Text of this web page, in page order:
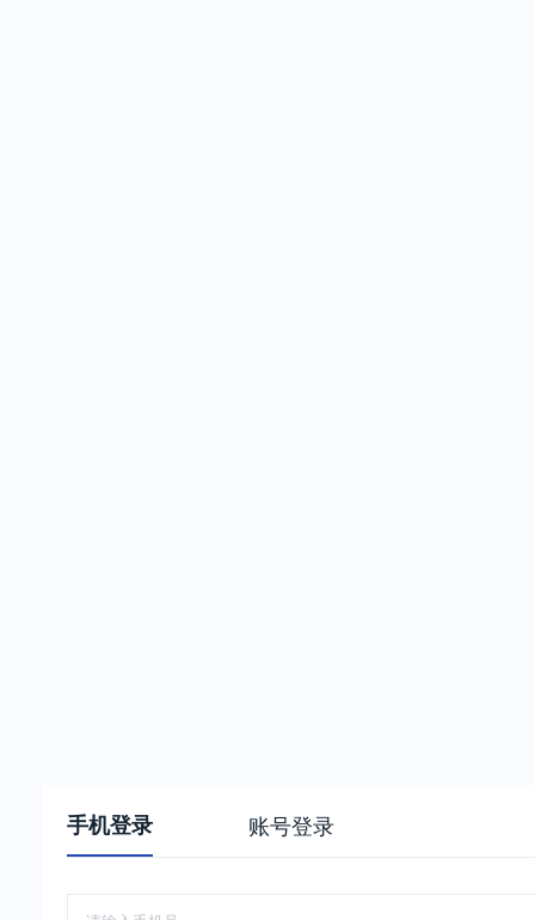
手机登录 账号登录